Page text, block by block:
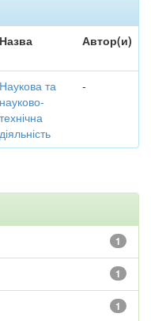
Назва Автор(и)
Наукова та
науково-
технічна
діяльність
-
1
1
1